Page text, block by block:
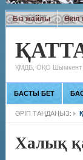
Біз жайлы Өкіл
ҚМДБ, ОҚО Шымкент
БАСТЫ БЕТ
ӘРІП ТАҢДАҢЫЗ:
Халық